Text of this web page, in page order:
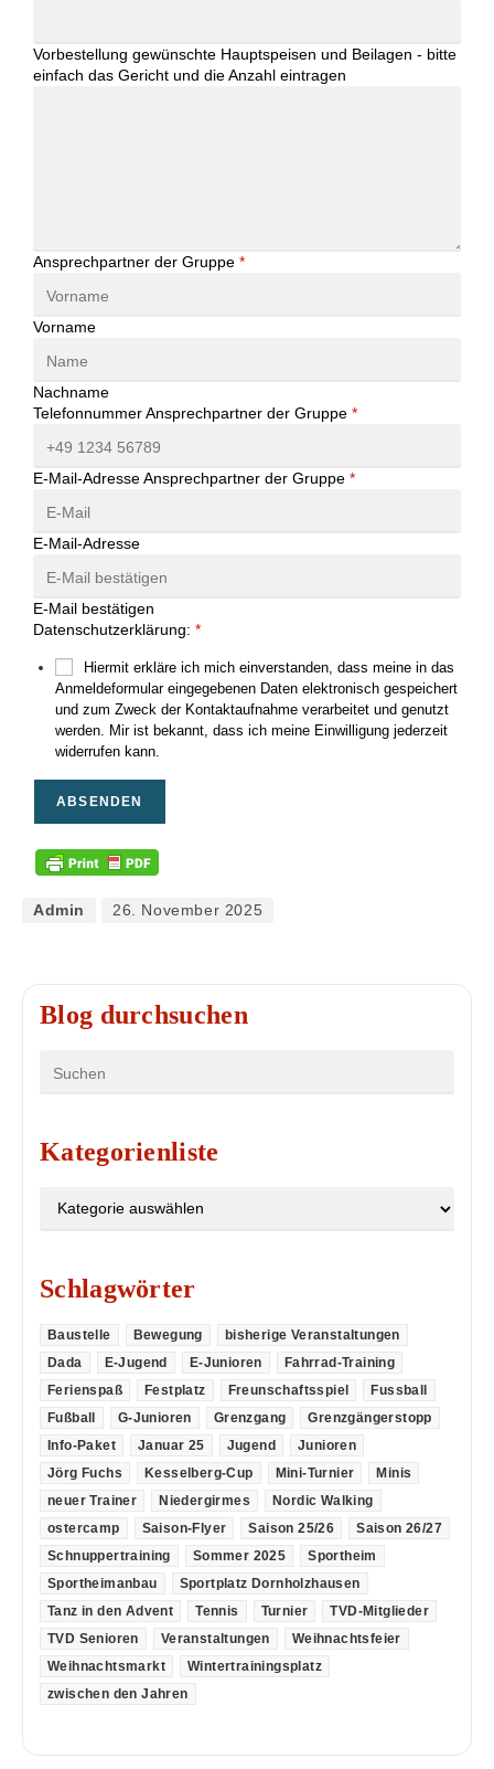
Vorbestellung gewünschte Hauptspeisen und Beilagen - bitte
einfach das Gericht und die Anzahl eintragen
Ansprechpartner der Gruppe *
Vorname
Nachname
Telefonnummer Ansprechpartner der Gruppe *
E-Mail-Adresse Ansprechpartner der Gruppe *
E-Mail-Adresse
E-Mail bestätigen
Datenschutzerklärung: *
Hiermit erkläre ich mich einverstanden, dass meine in das
Anmeldeformular eingegebenen Daten elektronisch gespeichert
und zum Zweck der Kontaktaufnahme verarbeitet und genutzt
werden. Mir ist bekannt, dass ich meine Einwilligung jederzeit
widerrufen kann.
ABSENDEN
Admin 26. November 2025
Blog durchsuchen
Kategorienliste
Schlagwörter
Baustelle Bewegung
bisherige Veranstaltungen
Dada
E-Jugend E-Junioren
Fahrrad-Training
Ferienspaß
Festplatz Freunschaftsspiel
Fussball
Fußball
G-Junioren Grenzgang
Grenzgängerstopp
Info-Paket
Januar 25 Jugend
Junioren
Jörg Fuchs
Kesselberg-Cup Mini-Turnier
Minis
neuer Trainer
Niedergirmes
Nordic Walking
ostercamp
Saison-Flyer Saison 25/26
Saison 26/27
Schnuppertraining
Sommer 2025
Sportheim
Sportheimanbau
Sportplatz Dornholzhausen
Tanz in den Advent
Tennis Turnier
TVD-Mitglieder
TVD Senioren
Veranstaltungen
Weihnachtsfeier
Weihnachtsmarkt
Wintertrainingsplatz
zwischen den Jahren